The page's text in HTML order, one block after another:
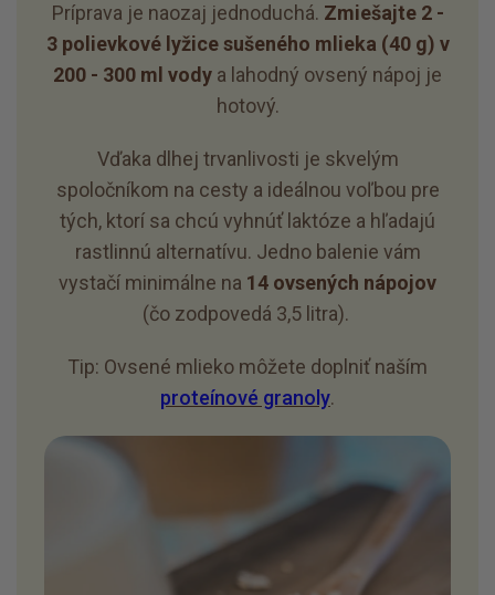
Príprava je naozaj jednoduchá. Zmiešajte 2 -
3 polievkové lyžice sušeného mlieka (40 g) v
200 - 300 ml vody a lahodný ovsený nápoj je
hotový.
Vďaka dlhej trvanlivosti je skvelým
spoločníkom na cesty a ideálnou voľbou pre
tých, ktorí sa chcú vyhnúť laktóze a hľadajú
rastlinnú alternatívu. Jedno balenie vám
vystačí minimálne na 14 ovsených nápojov
(čo zodpovedá 3,5 litra).
Tip: Ovsené mlieko môžete doplniť naším
proteínové granoly.